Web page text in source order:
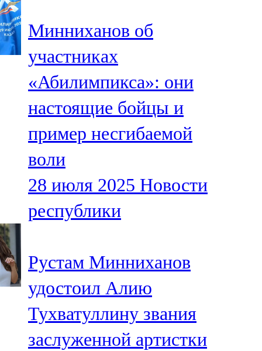
Минниханов об
участниках
«Абилимпикса»: они
настоящие бойцы и
пример несгибаемой
воли
28 июля 2025 Новости
республики
Рустам Минниханов
удостоил Алию
Тухватуллину звания
заслуженной артистки